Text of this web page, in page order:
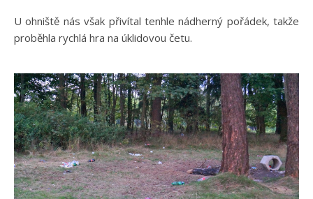
U ohniště nás však přivítal tenhle nádherný pořádek, takže
proběhla rychlá hra na úklidovou četu.